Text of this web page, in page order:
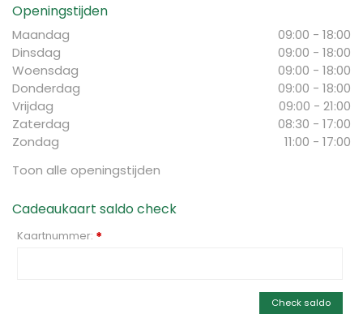
Openingstijden
Maandag
09:00 - 18:00
Dinsdag
09:00 - 18:00
Woensdag
09:00 - 18:00
Donderdag
09:00 - 18:00
Vrijdag
09:00 - 21:00
Zaterdag
08:30 - 17:00
Zondag
11:00 - 17:00
Toon alle openingstijden
Cadeaukaart saldo check
Kaartnummer: *
Check saldo